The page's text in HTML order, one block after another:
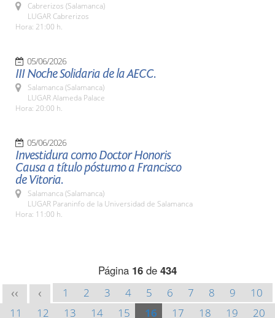
Cabrerizos (Salamanca)
LUGAR Cabrerizos
Hora: 21:00 h.
05/06/2026
III Noche Solidaria de la AECC.
Salamanca (Salamanca)
LUGAR Alameda Palace
Hora: 20:00 h.
05/06/2026
Investidura como Doctor Honoris
Causa a título póstumo a Francisco
de Vitoria.
Salamanca (Salamanca)
LUGAR Paraninfo de la Universidad de Salamanca
Hora: 11:00 h.
Página 16 de 434
<< < 1 2 3 4 5 6 7 8 9
10
11
12 13 14 15 16 17 18 19
20